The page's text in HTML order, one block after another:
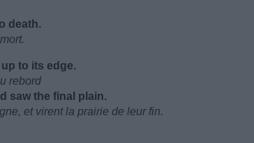
death.
to its edge.
rebord
saw the final plain.
et virent la prairie de leur fin.